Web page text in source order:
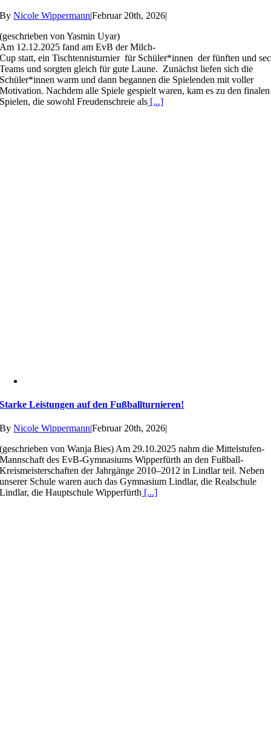
ByNicole Wippermann|Februar 20th, 2026|
(geschrieben von Yasmin Uyar)
Am 12.12.2025 fand am EvB der Milch-
Cup statt, ein Tischtennisturnier für Schüler*innen der fünften und
Teams und sorgten gleich für gute Laune. Zunächst liefen sich die
Schüler*innen warm und dann begannen die Spielenden mit voller
Motivation. Nachdem alle Spiele gespielt waren, kam es zu den finalen
Spielen, die sowohl Freudenschreie als [...]
Starke Leistungen auf den Fußballturnieren!
ByNicole Wippermann|Februar 20th, 2026|
(geschrieben von Wanja Bies) Am 29.10.2025 nahm die Mittelstufen-
Mannschaft des EvB-Gymnasiums Wipperfürth an den Fußball-
Kreismeisterschaften der Jahrgänge 2010–2012 in Lindlar teil. Neben
unserer Schule waren auch das Gymnasium Lindlar, die Realschule
Lindlar, die Hauptschule Wipperfürth [...]